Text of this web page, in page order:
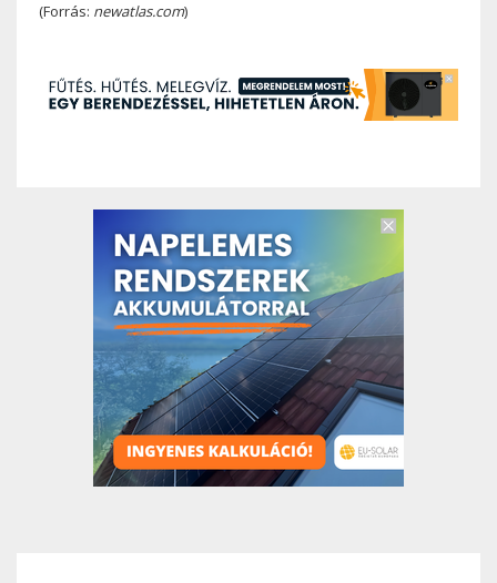
(Forrás: newatlas.com)